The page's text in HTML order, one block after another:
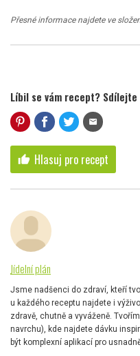
Přesné informace najdete ve
Líbil se vám recept? Sdílejte
mail
thumb_up Hlasuj pro recept
Jídelní plán
Jsme nadšenci do zdraví, kteří
u každého receptu najdete i
zdravě, chutně a vyváženě.
navrchu), kde najdete dávku
být komplexní aplikací pro